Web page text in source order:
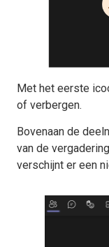
Met het eerste
of verbergen.
Bovenaan de
van de
verschijnt er een